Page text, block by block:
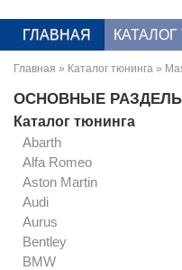
ГЛАВНАЯ
Главная » Каталог тюнинга »
ОСНОВНЫЕ
Каталог тюнинга
Abarth
Alfa Romeo
Aston Martin
Audi
Aurus
Bentley
BMW